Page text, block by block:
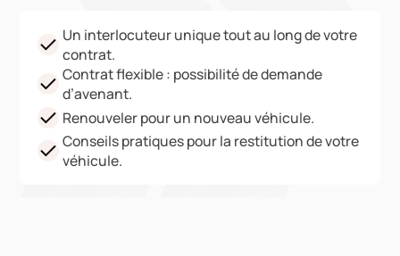
Un interlocuteur unique tout au long de votre
contrat.
Contrat flexible : possibilité de demande
d’avenant.
Renouveler pour un nouveau véhicule.
Conseils pratiques pour la restitution de votre
véhicule.